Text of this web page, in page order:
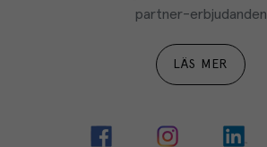
partner-erbjudanden
LÄS MER